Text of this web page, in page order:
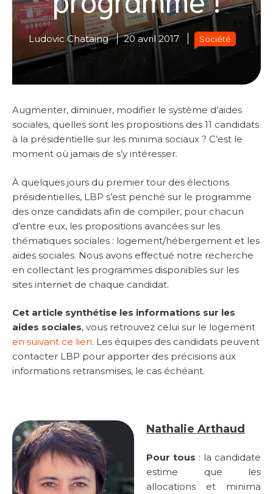
Ludovic Chataing 20 avril 2017 Société
Augmenter, diminuer, modifier le système d’aides
sociales, quelles sont les propositions des 11 candidats
à la présidentielle sur les minima sociaux ? C’est le
moment où jamais de s’y intéresser.
À quelques jours du premier tour des élections
présidentielles, LBP s’est penché sur le programme
des onze candidats afin de compiler, pour chacun
d’entre eux, les propositions avancées sur les
thématiques sociales : logement/hébergement et les
aides sociales. Nous avons effectué notre recherche
en collectant les programmes disponibles sur les
sites internet de chaque candidat.
Cet article synthétise les informations sur les
aides sociales, vous retrouvez celui sur le logement
en suivant ce lien. Les équipes des candidats peuvent
contacter LBP pour apporter des précisions aux
informations retransmises, le cas échéant.
Nathalie Arthaud
Pour tous : la candidate
estime que les
allocations et minima